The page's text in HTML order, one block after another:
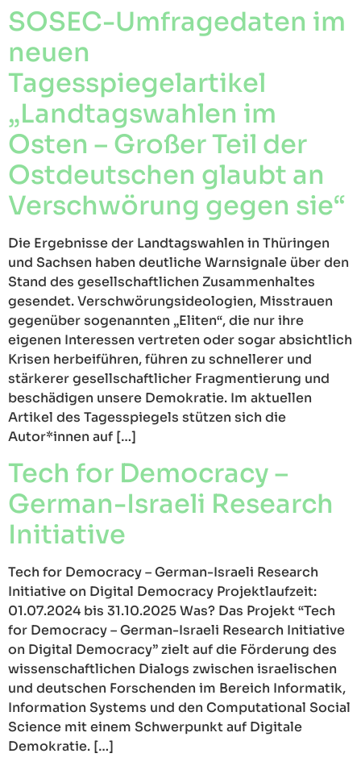
SOSEC-Umfragedaten im
neuen
Tagesspiegelartikel
„Landtagswahlen im
Osten – Großer Teil der
Ostdeutschen glaubt an
Verschwörung gegen sie“
Die Ergebnisse der Landtagswahlen in Thüringen
und Sachsen haben deutliche Warnsignale über den
Stand des gesellschaftlichen Zusammenhaltes
gesendet. Verschwörungsideologien, Misstrauen
gegenüber sogenannten „Eliten“, die nur ihre
eigenen Interessen vertreten oder sogar absichtlich
Krisen herbeiführen, führen zu schnellerer und
stärkerer gesellschaftlicher Fragmentierung und
beschädigen unsere Demokratie. Im aktuellen
Artikel des Tagesspiegels stützen sich die
Autor*innen auf […]
Tech for Democracy –
German-Israeli Research
Initiative
Tech for Democracy – German-Israeli Research
Initiative on Digital Democracy Projektlaufzeit:
01.07.2024 bis 31.10.2025 Was? Das Projekt “Tech
for Democracy – German-Israeli Research Initiative
on Digital Democracy” zielt auf die Förderung des
wissenschaftlichen Dialogs zwischen israelischen
und deutschen Forschenden im Bereich Informatik,
Information Systems und den Computational Social
Science mit einem Schwerpunkt auf Digitale
Demokratie. […]